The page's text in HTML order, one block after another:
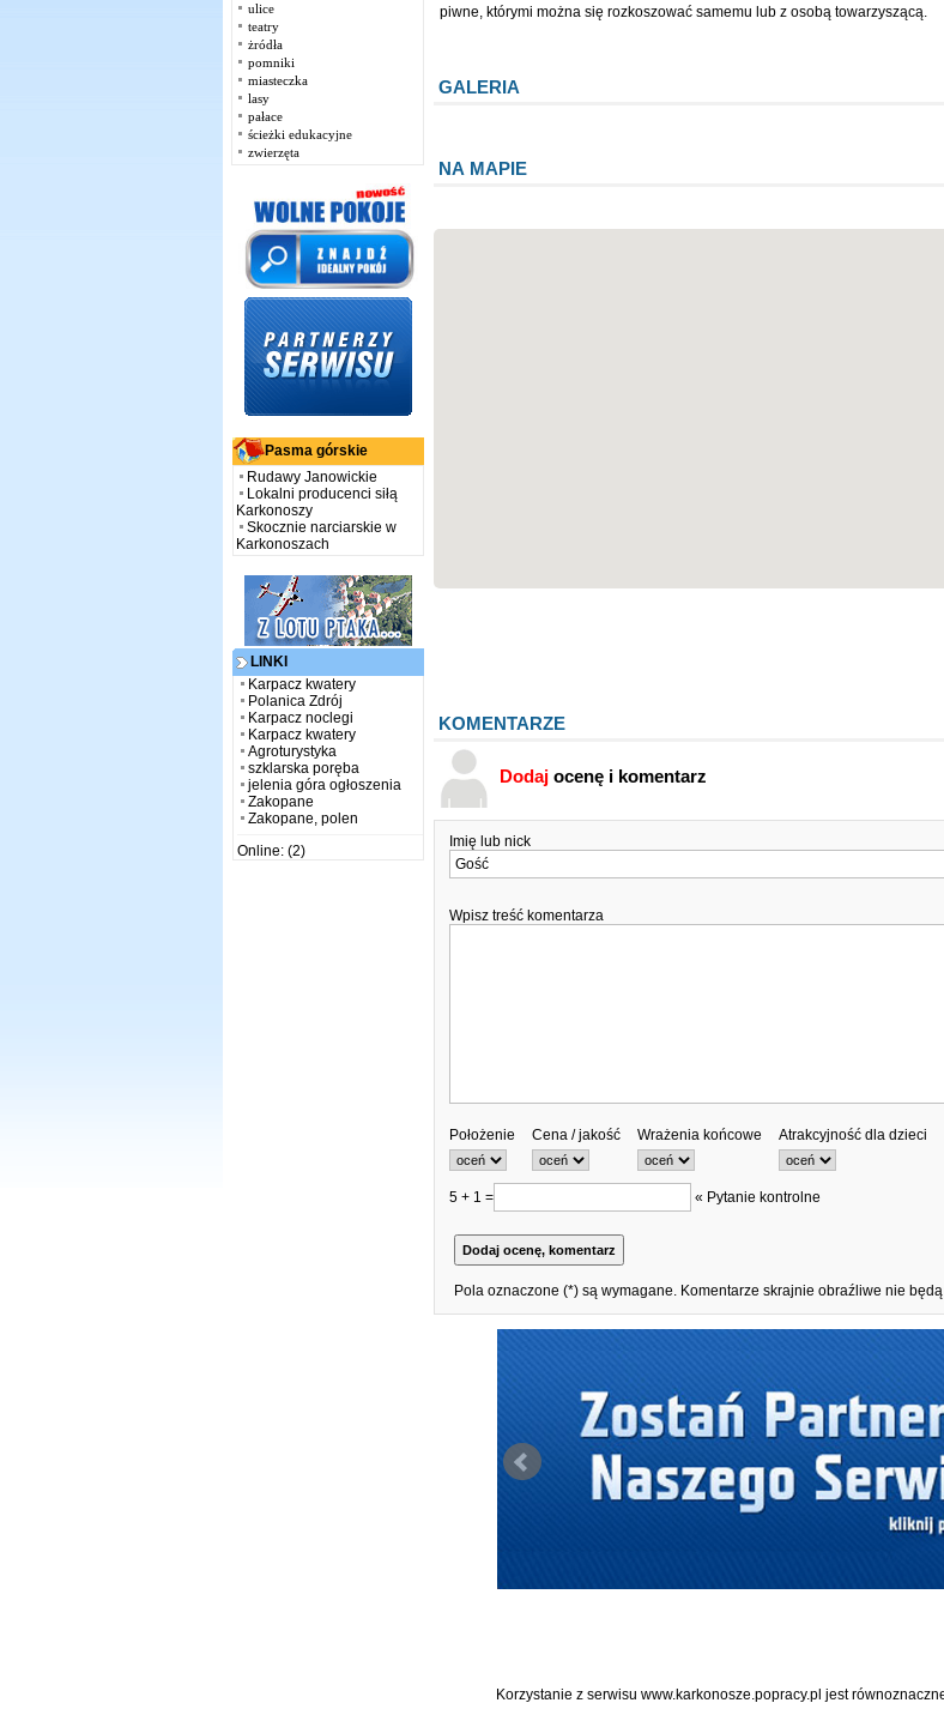
ulice
teatry
żródła
pomniki
miasteczka
lasy
pałace
ścieżki edukacyjne
zwierzęta
Pasma górskie
Rudawy Janowickie
Lokalni producenci siłą
Karkonoszy
Skocznie narciarskie w
Karkonoszach
LINKI
Karpacz kwatery
Polanica Zdrój
Karpacz noclegi
Karpacz kwatery
Agroturystyka
szklarska poręba
jelenia góra ogłoszenia
Zakopane
Zakopane, polen
Online: (2)
piwne, którymi można się rozkoszować samemu lub z osobą towarzyszącą.
GALERIA
NA MAPIE
KOMENTARZE
Dodajocenę i komentarz
Imię lub nick
Wpisz treść komentarza
Położenie Cena / jakość Wrażenia końcowe Atrakcyjność dla dzieci
5 + 1 = « Pytanie kontrolne
Pola oznaczone (*) są wymagane. Komentarze skrajnie obraźliwe nie będą
Korzystanie z serwisu www.karkonosze.popracy.pl jest